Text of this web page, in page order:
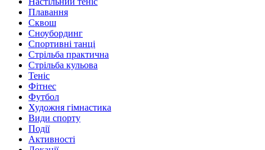
Плавання
Сквош
Сноубординг
Спортивні танці
Стрільба практична
Стрільба кульова
Теніс
Фітнес
Футбол
Художня гімнастика
Види спорту
Події
Активності